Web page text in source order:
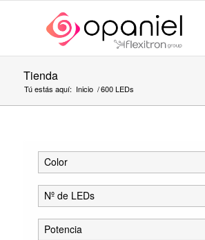
Tienda
Tú estás aquí: Inicio /600 LEDs
Color
Nº de LEDs
Potencia